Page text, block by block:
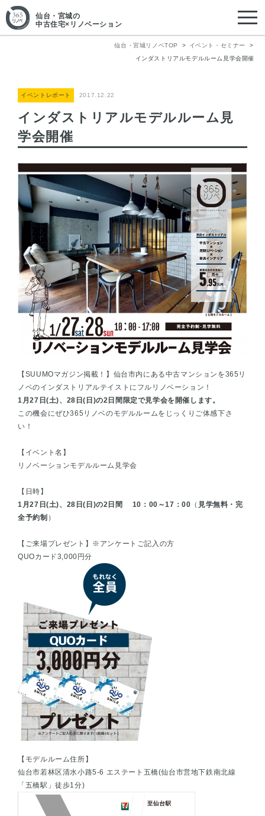
仙台・宮城の
中古住宅×リノベーション
仙台・宮城リノベTOP
イベント・セミナー
インダストリアルモデルルーム見学会開催
イベントレポート 2017.12.22
インダストリアルモデルルーム見
学会開催
【SUUMOマガジン掲載！】仙台市内にある中古マンションを365リ
ノベのインダストリアルテイストにフルリノベーション！
1月27日(土)、28日(日)の2日間限定で見学会を開催します。
この機会にぜひ365リノベのモデルルームをじっくりご体感下さ
い！
【イベント名】
リノベーションモデルルーム見学会
【日時】
1月27日(土)、28日(日)の2日間 10：00～17：00 （ 見学無料・完
全予約制 ）
【ご来場プレゼント】※アンケートご記入の方
QUOカード3,000円分
【モデルルーム住所】
仙台市若林区清水小路5-6 エステート五橋(仙台市営地下鉄南北線
「五橋駅」徒歩1分)